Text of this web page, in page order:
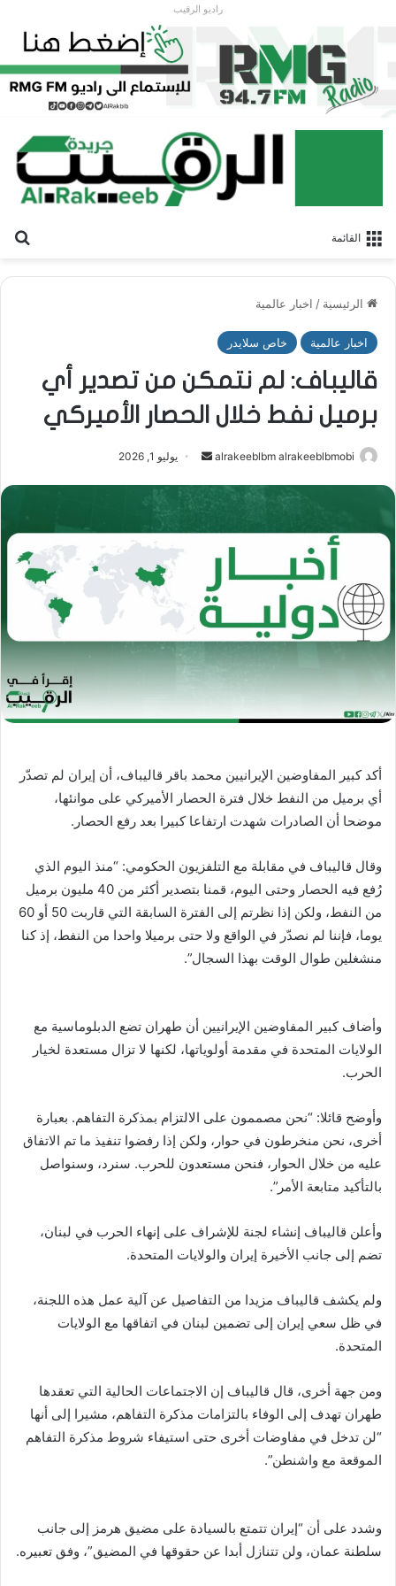
راديو الرقيب
القائمة
الرئيسية / اخبار عالمية
اخبار عالمية خاص سلايدر
قاليباف: لم نتمكن من تصدير أي
برميل نفط خلال الحصار الأميركي
alrakeeblbm alrakeeblbmobi
أرسل
إلكترونيا
يوليو 1, 2026
أكد كبير المفاوضين الإيرانيين محمد باقر قاليباف، أن إيران لم تصدّر
أي برميل من النفط خلال فترة الحصار الأميركي على موانئها،
موضحا أن الصادرات شهدت ارتفاعا كبيرا بعد رفع الحصار.
وقال قاليباف في مقابلة مع التلفزيون الحكومي: “منذ اليوم الذي
رُفع فيه الحصار وحتى اليوم، قمنا بتصدير أكثر من 40 مليون برميل
من النفط، ولكن إذا نظرتم إلى الفترة السابقة التي قاربت 50 أو 60
يوما، فإننا لم نصدّر في الواقع ولا حتى برميلا واحدا من النفط، إذ كنا
منشغلين طوال الوقت بهذا السجال”.
وأضاف كبير المفاوضين الإيرانيين أن طهران تضع الدبلوماسية مع
الولايات المتحدة في مقدمة أولوياتها، لكنها لا تزال مستعدة لخيار
الحرب.
وأوضح قائلا: “نحن مصممون على الالتزام بمذكرة التفاهم. بعبارة
أخرى، نحن منخرطون في حوار، ولكن إذا رفضوا تنفيذ ما تم الاتفاق
عليه من خلال الحوار، فنحن مستعدون للحرب. سنرد، وسنواصل
بالتأكيد متابعة الأمر”.
وأعلن قاليباف إنشاء لجنة للإشراف على إنهاء الحرب في لبنان،
تضم إلى جانب الأخيرة إيران والولايات المتحدة.
ولم يكشف قاليباف مزيدا من التفاصيل عن آلية عمل هذه اللجنة،
في ظل سعي إيران إلى تضمين لبنان في اتفاقها مع الولايات
المتحدة.
ومن جهة أخرى، قال قاليباف إن الاجتماعات الحالية التي تعقدها
طهران ‌تهدف إلى الوفاء بالتزامات مذكرة التفاهم، مشيرا ‌إلى ‌أنها
“لن تدخل في مفاوضات أخرى حتى استيفاء شروط مذكرة التفاهم
‌الموقعة مع واشنطن”.
وشدد على أن “إيران تتمتع بالسيادة ⁠على ‌مضيق هرمز إلى جانب
⁠سلطنة عمان، ولن تتنازل أبدا ⁠عن حقوقها في المضيق”، وفق تعبيره.